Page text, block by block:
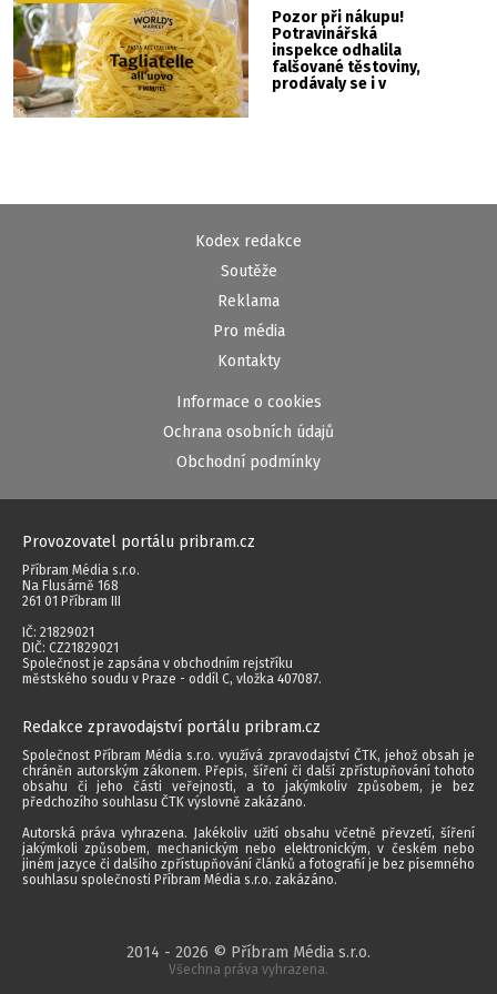
Pozor při nákupu!
Potravinářská
inspekce odhalila
falšované těstoviny,
prodávaly se i v
Kodex redakce
Soutěže
Reklama
Pro média
Kontakty
Informace o cookies
Ochrana osobních údajů
Obchodní podmínky
Provozovatel portálu pribram.cz
Příbram Média s.r.o.
Na Flusárně 168
261 01 Příbram III
IČ: 21829021
DIČ: CZ21829021
Společnost je zapsána v obchodním rejstříku
městského soudu v Praze - oddíl C, vložka 407087.
Redakce zpravodajství portálu pribram.cz
Společnost Příbram Média s.r.o. využívá zpravodajství ČTK, jehož obsah je
chráněn autorským zákonem. Přepis, šíření či další zpřístupňování tohoto
obsahu či jeho části veřejnosti, a to jakýmkoliv způsobem, je bez
předchozího souhlasu ČTK výslovně zakázáno.
Autorská práva vyhrazena. Jakékoliv užití obsahu včetně převzetí, šíření
jakýmkoli způsobem, mechanickým nebo elektronickým, v českém nebo
jiném jazyce či dalšího zpřístupňování článků a fotografií je bez písemného
souhlasu společnosti Příbram Média s.r.o. zakázáno.
2014 - 2026 © Příbram Média s.r.o.
Všechna práva vyhrazena.